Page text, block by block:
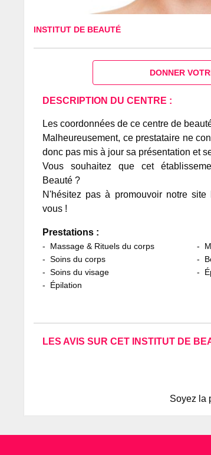
INSTITUT DE BEAUTÉ
DONNER
DESCRIPTION DU CENTRE :
Les coordonnées de ce centre de
Malheureusement, ce prestataire ne
donc pas mis à jour sa présentation et
Vous souhaitez que cet
Beauté ?
N'hésitez pas à promouvoir notre
vous !
Prestations :
Massage & Rituels du corps
Soins du corps
Soins du visage
Épilation
LES AVIS SUR CET INSTITUT DE
Soyez la